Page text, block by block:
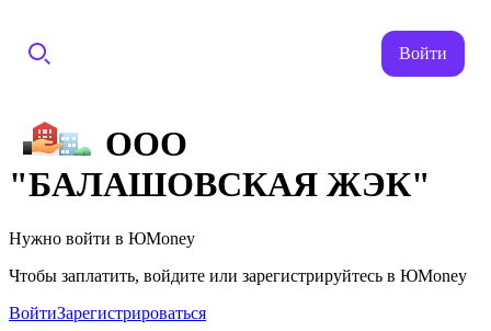
Войти
ООО
"БАЛАШОВСКАЯ ЖЭК"
Нужно войти в ЮMoney
Чтобы заплатить, войдите или зарегистрируйтесь в ЮMoney
ВойтиЗарегистрироваться